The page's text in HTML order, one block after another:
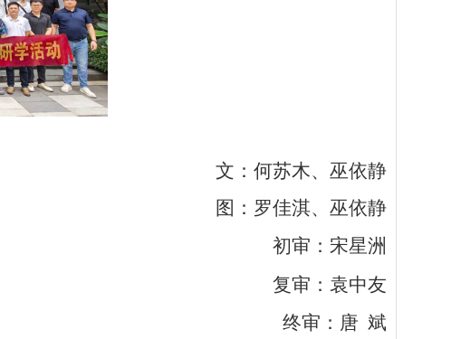
文：何苏木、 巫依静
图：罗佳淇、 巫依静
初审：宋星洲
复审：袁中友
终审：唐 斌